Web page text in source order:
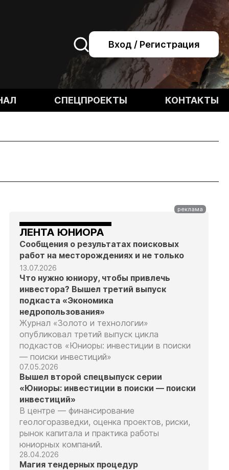
Вход / Регистрация
СПЕЦПРОЕКТЫ КОНТАКТЫ
ЛЕНТА ЮНИОРА
Сообщения о результатах поисковых
работ на месторождениях и не только
13.07.2026
Что нужно юниору, чтобы привлечь
инвестора? Вышел третий выпуск
подкаста «Экономика
недропользования»
Журнал «Золото и технологии»
опубликовал третий выпуск цикла
подкастов «Юниоры: инвестиции в поиски
— поиски инвестиций»
07.05.2026
Вышел второй спецвыпуск серии
«Юниоры: инвестиции в поиски — поиски
инвестиций»
В центре — финансирование
геологоразведки, оценка проектов, риски,
рынок капитала и практика работы
юниорных компаний.
28.04.2026
Магия тендерных процедур